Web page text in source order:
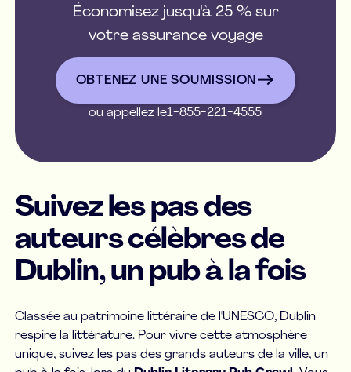
Économisez jusqu'à 25 % sur
votre assurance voyage
OBTENEZ UNE
OBTENEZ UNE SOUMISSION
ou appellez le1-855-221-4555
Suivez les pas des
auteurs célèbres de
Dublin, un pub à la fois
Classée au patrimoine littéraire de l'UNESCO, Dublin
respire la littérature. Pour vivre cette atmosphère
unique, suivez les pas des grands auteurs de la ville, un